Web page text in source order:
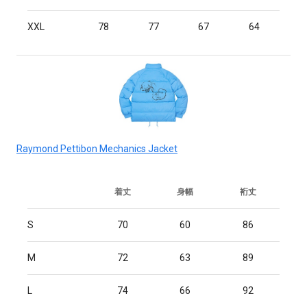
XXL 78 77 67 64
Raymond Pettibon Mechanics Jacket
着丈 身幅 裄丈
S 70 60 86
M 72 63 89
L 74 66 92